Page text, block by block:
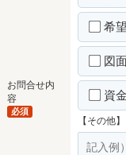
お問合せ内
容
必須
希
図
資
【その他】